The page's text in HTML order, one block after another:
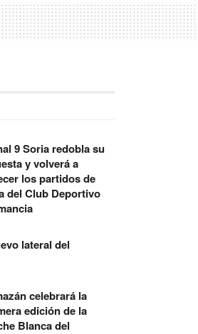
9 Soria redobla su
y volverá a
los partidos de
del Club Deportivo
lateral del
celebrará la
edición de la
Blanca del